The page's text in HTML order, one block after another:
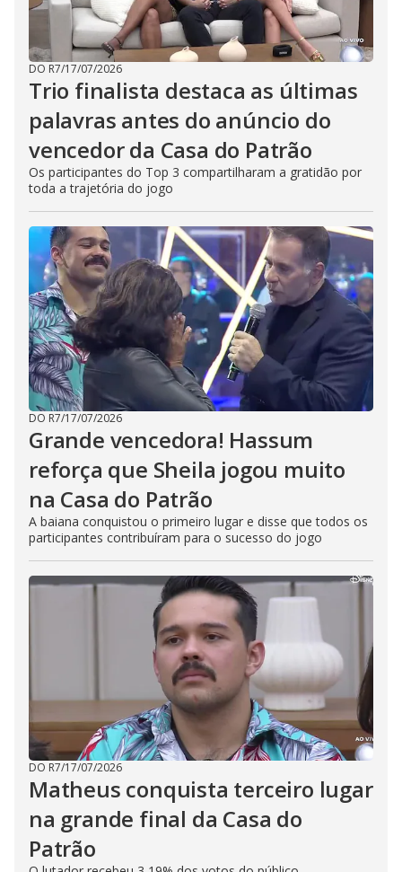
DO R7/17/07/2026
Trio finalista destaca as últimas
palavras antes do anúncio do
vencedor da Casa do Patrão
Os participantes do Top 3 compartilharam a gratidão por
toda a trajetória do jogo
DO R7/17/07/2026
Grande vencedora! Hassum
reforça que Sheila jogou muito
na Casa do Patrão
A baiana conquistou o primeiro lugar e disse que todos os
participantes contribuíram para o sucesso do jogo
DO R7/17/07/2026
Matheus conquista terceiro lugar
na grande final da Casa do
Patrão